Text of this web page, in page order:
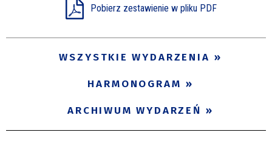
Pobierz zestawienie w pliku PDF
WSZYSTKIE WYDARZENIA
HARMONOGRAM
ARCHIWUM WYDARZEŃ